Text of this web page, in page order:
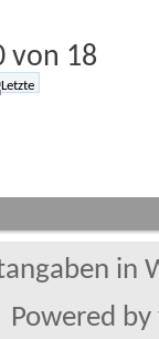
von 18
in
Powered by